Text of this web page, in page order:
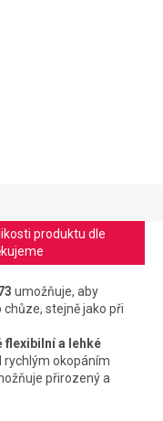
produktu dle
umožňuje, aby
stejně jako při
flexibilní a lehké
rychlým okopáním
přirozený a